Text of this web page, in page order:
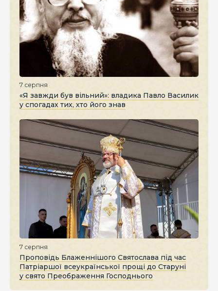
7 серпня
«Я завжди був вільний»: владика Павло Василик
у спогадах тих, хто його знав
7 серпня
Проповідь Блаженнішого Святослава під час
Патріаршої всеукраїнської прощі до Старуні
у свято Преображення Господнього